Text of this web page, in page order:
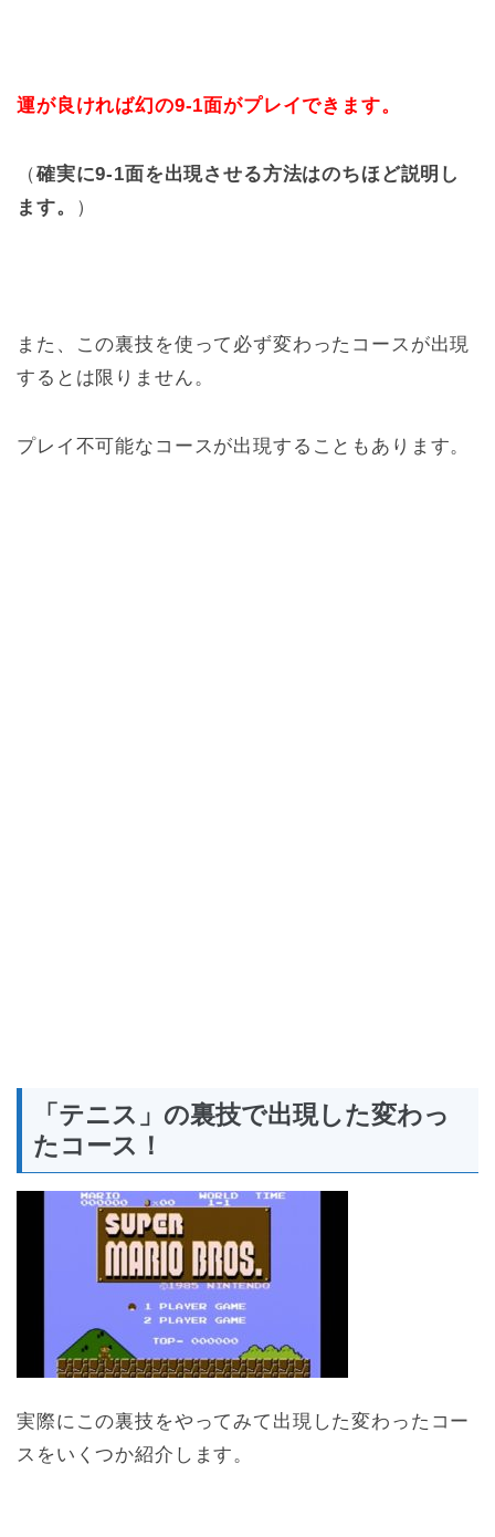
運が良ければ幻の9-1面がプレイできます。
（確実に9-1面を出現させる方法はのちほど説明し
ます。
）
また、この裏技を使って必ず変わったコースが出現
するとは限りません。
プレイ不可能なコースが出現することもあります。
「テニス」の裏技で出現した変わっ
たコース！
実際にこの裏技をやってみて出現した変わったコー
スをいくつか紹介します。